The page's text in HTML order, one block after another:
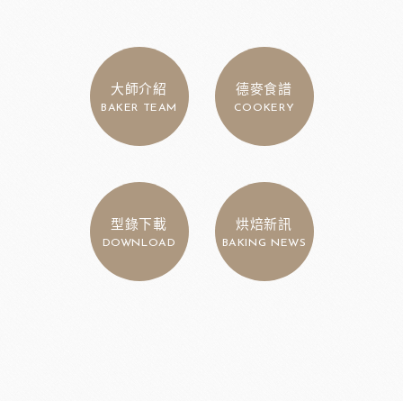
大師介紹
BAKER TEAM
德麥食譜
COOKERY
型錄下載
DOWNLOAD
烘焙新訊
BAKING NEWS